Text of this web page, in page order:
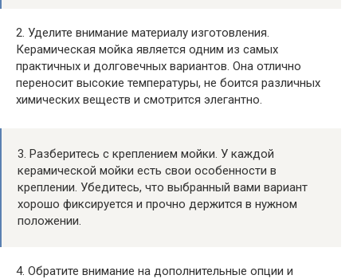
2. Уделите внимание материалу изготовления.
Керамическая мойка является одним из самых
практичных и долговечных вариантов. Она отлично
переносит высокие температуры, не боится различных
химических веществ и смотрится элегантно.
3. Разберитесь с креплением мойки. У каждой
керамической мойки есть свои особенности в
креплении. Убедитесь, что выбранный вами вариант
хорошо фиксируется и прочно держится в нужном
положении.
4. Обратите внимание на дополнительные опции и